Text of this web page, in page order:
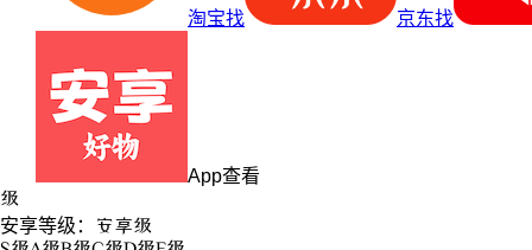
淘宝找 京东找
App查看
级
安享等级： 安享级